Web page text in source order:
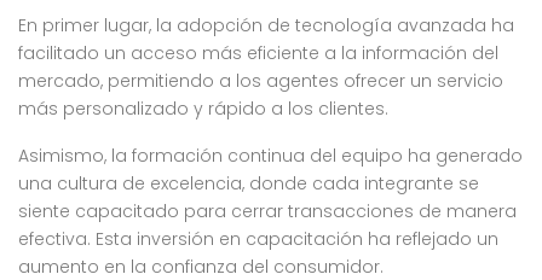
En primer lugar, la adopción de tecnología avanzada ha
facilitado un acceso más eficiente a la información del
mercado, permitiendo a los agentes ofrecer un servicio
más personalizado y rápido a los clientes.
Asimismo, la formación continua del equipo ha generado
una cultura de excelencia, donde cada integrante se
siente capacitado para cerrar transacciones de manera
efectiva. Esta inversión en capacitación ha reflejado un
aumento en la confianza del consumidor.